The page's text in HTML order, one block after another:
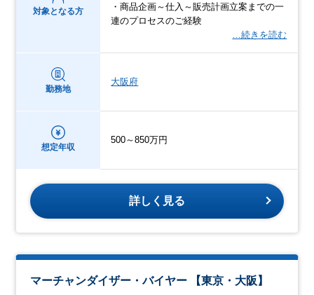
対象となる方
・商品企画～仕入～販売計画立案までの一
連のプロセスのご経験
…続きを読む
勤務地
大阪府
想定年収
500～850万円
詳しく見る
マーチャンダイザー・バイヤー 【東京・大阪】